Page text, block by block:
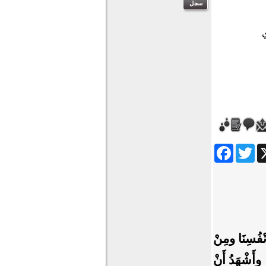
FacebookTwitter
ومِنْ
وأَشْهَدُ أَنْ